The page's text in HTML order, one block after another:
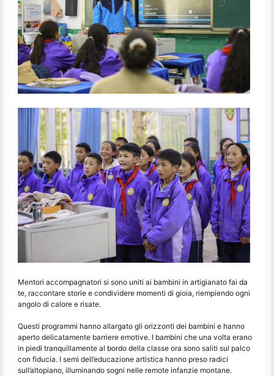
Mentori accompagnatori si sono uniti ai bambini in artigianato fai da
te, raccontare storie e condividere momenti di gioia, riempiendo ogni
angolo di calore e risate.
Questi programmi hanno allargato gli orizzonti dei bambini e hanno
aperto delicatamente barriere emotive. I bambini che una volta erano
in piedi tranquillamente al bordo della classe ora sono saliti sul palco
con fiducia. I semi dell’educazione artistica hanno preso radici
sull’altopiano, illuminando sogni nelle remote infanzie montane.